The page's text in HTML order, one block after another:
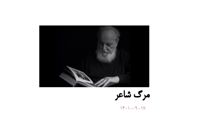
مرگ شاعر
1401-09-17